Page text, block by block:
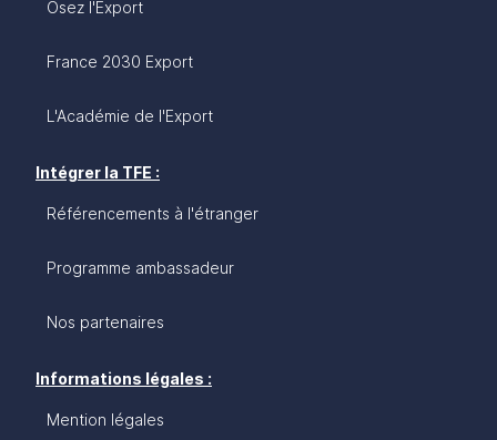
Osez l'Export
France 2030 Export
L'Académie de l'Export
Intégrer la TFE :
Référencements à l'étranger
Programme ambassadeur
Nos partenaires
Informations légales :
Mention légales